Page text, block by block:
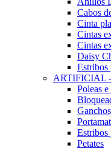
Cabos
Cinta
Cintas
Cintas
Daisy
Estribos
ARTIFICIAL
Poleas
Estribos
Petates